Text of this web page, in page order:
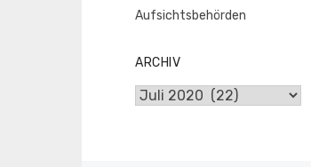
Aufsichtsbehörden
ARCHIV
Archiv